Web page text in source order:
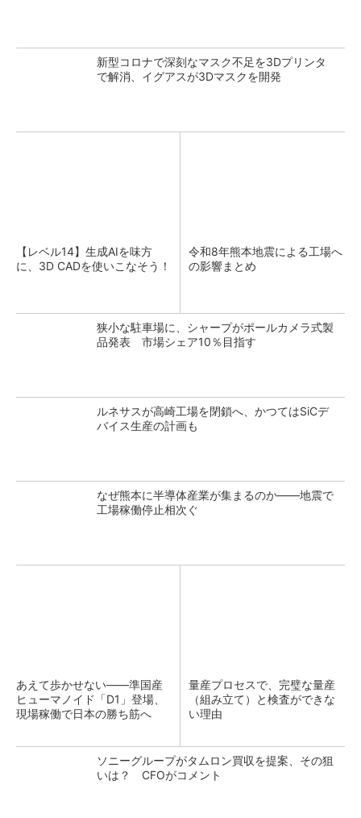
新型コロナで深刻なマスク不足を3Dプリンタ
で解消、イグアスが3Dマスクを開発
【レベル14】生成AIを味方
に、3D CADを使いこなそう！
令和8年熊本地震による工場へ
の影響まとめ
狭小な駐車場に、シャープがポールカメラ式製
品発表 市場シェア10％目指す
ルネサスが高崎工場を閉鎖へ、かつてはSiCデ
バイス生産の計画も
なぜ熊本に半導体産業が集まるのか――地震で
工場稼働停止相次ぐ
あえて歩かせない――準国産
ヒューマノイド「D1」登場、
現場稼働で日本の勝ち筋へ
量産プロセスで、完璧な量産
（組み立て）と検査ができな
い理由
ソニーグループがタムロン買収を提案、その狙
いは？ CFOがコメント